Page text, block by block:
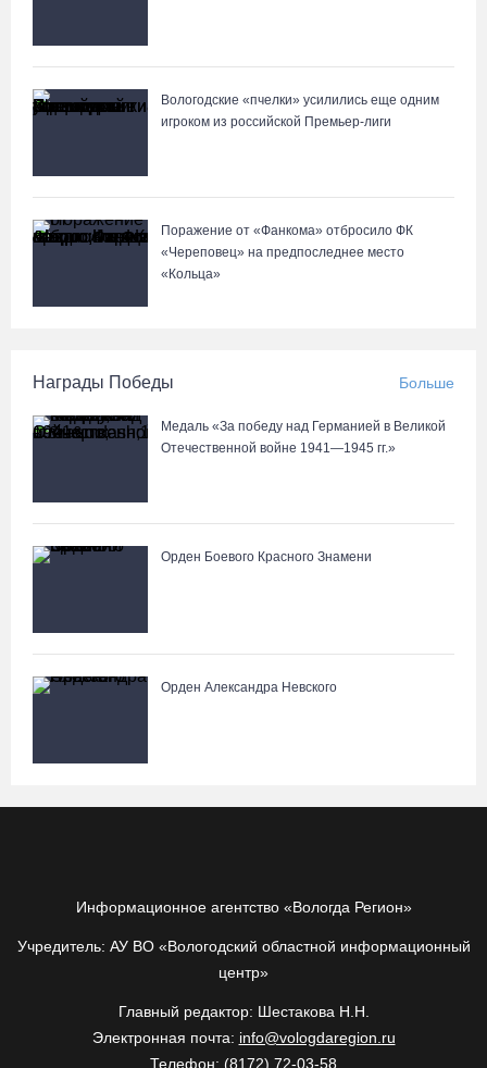
Вологодские «пчелки» усилились еще одним
игроком из российской Премьер-лиги
Поражение от «Фанкома» отбросило ФК
«Череповец» на предпоследнее место
«Кольца»
Награды Победы Больше
Медаль «За победу над Германией в Великой
Отечественной войне 1941—1945 гг.»
Орден Боевого Красного Знамени
Орден Александра Невского
Информационное агентство «Вологда Регион»
Учредитель: АУ ВО «Вологодский областной информационный
центр»
Главный редактор: Шестакова Н.Н.
Электронная почта: info@vologdaregion.ru
Телефон: (8172) 72-03-58